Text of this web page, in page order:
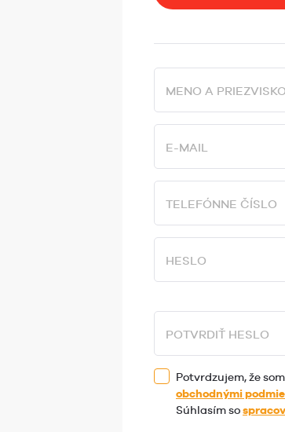
MENO A PRIEZVISKO
E-MAIL
TELEFÓNNE ČÍSLO
HESLO
POTVRDIŤ HESLO
Potvrdzujem, že
obchodnými
Súhlasím so